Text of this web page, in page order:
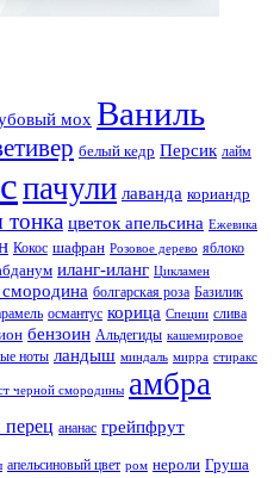
мох Ваниль
белый кедр Персик лайм
пачули лаванда кориандр
цветок апельсина Ежевика
Кокос шафран Розовое дерево яблоко
иланг-иланг Цикламен
болгарская роза Базилик
османтус корица Специи слива
бензоин Альдегиды кашемировое
ноты ландыш миндаль мирра стиракс
черной смородины амбра
перец ананас грейпфрут
апельсиновый цвет ром нероли Груша